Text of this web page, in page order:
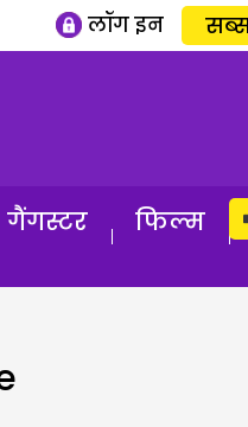
लॉग इन
गैंगस्टर फिल्म